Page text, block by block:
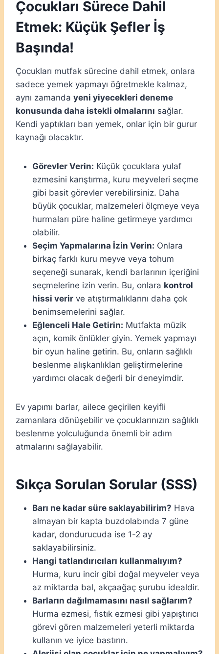
Çocukları Sürece Dahil
Etmek: Küçük Şefler İş
Başında!
Çocukları mutfak sürecine dahil etmek, onlara
sadece yemek yapmayı öğretmekle kalmaz,
aynı zamanda yeni yiyecekleri deneme
konusunda daha istekli olmalarını sağlar.
Kendi yaptıkları barı yemek, onlar için bir gurur
kaynağı olacaktır.
Görevler Verin: Küçük çocuklara yulaf
ezmesini karıştırma, kuru meyveleri seçme
gibi basit görevler verebilirsiniz. Daha
büyük çocuklar, malzemeleri ölçmeye veya
hurmaları püre haline getirmeye yardımcı
olabilir.
Seçim Yapmalarına İzin Verin: Onlara
birkaç farklı kuru meyve veya tohum
seçeneği sunarak, kendi barlarının içeriğini
seçmelerine izin verin. Bu, onlara kontrol
hissi verir ve atıştırmalıklarını daha çok
benimsemelerini sağlar.
Eğlenceli Hale Getirin: Mutfakta müzik
açın, komik önlükler giyin. Yemek yapmayı
bir oyun haline getirin. Bu, onların sağlıklı
beslenme alışkanlıkları geliştirmelerine
yardımcı olacak değerli bir deneyimdir.
Ev yapımı barlar, ailece geçirilen keyifli
zamanlara dönüşebilir ve çocuklarınızın sağlıklı
beslenme yolculuğunda önemli bir adım
atmalarını sağlayabilir.
Sıkça Sorulan Sorular (SSS)
Barı ne kadar süre saklayabilirim? Hava
almayan bir kapta buzdolabında 7 güne
kadar, dondurucuda ise 1-2 ay
saklayabilirsiniz.
Hangi tatlandırıcıları kullanmalıyım?
Hurma, kuru incir gibi doğal meyveler veya
az miktarda bal, akçaağaç şurubu idealdir.
Barların dağılmamasını nasıl sağlarım?
Hurma ezmesi, fıstık ezmesi gibi yapıştırıcı
görevi gören malzemeleri yeterli miktarda
kullanın ve iyice bastırın.